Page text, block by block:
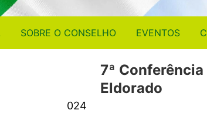
SOBRE O CONSELHO EVENTOS
7ª
Eldorado